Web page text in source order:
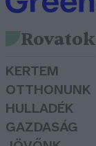
Rovatok
KERTEM
OTTHONUNK
HULLADÉK
GAZDASÁG